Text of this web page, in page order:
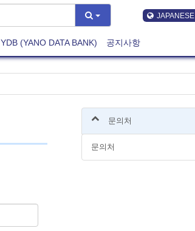
JAPANESE
YDB (YANO DATA BANK) 공지사항
문의처
문의처